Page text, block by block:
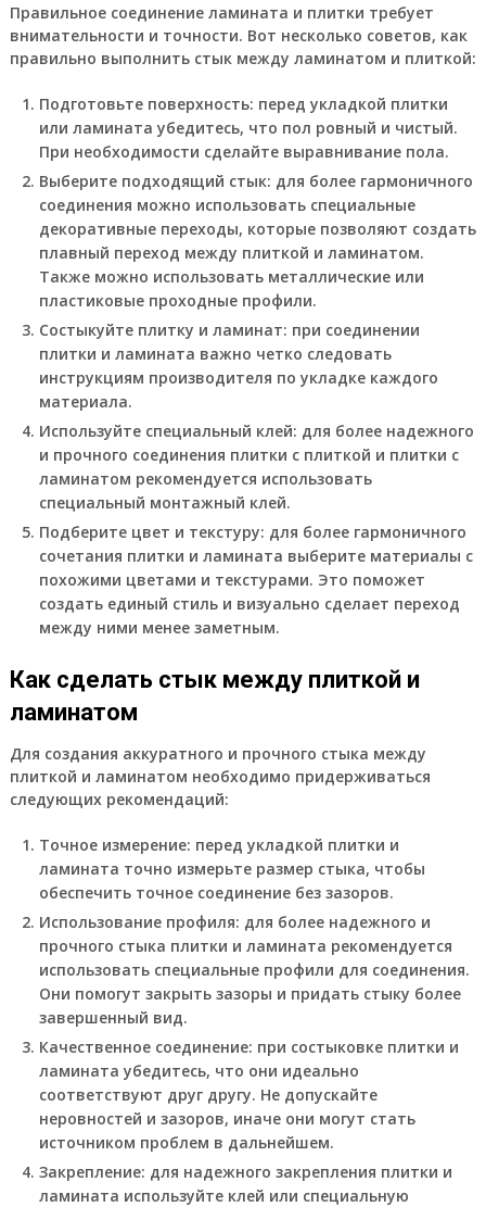
Правильное соединение ламината и плитки требует
внимательности и точности. Вот несколько советов, как
правильно выполнить стык между ламинатом и плиткой:
Подготовьте поверхность: перед укладкой плитки
или ламината убедитесь, что пол ровный и чистый.
При необходимости сделайте выравнивание пола.
Выберите подходящий стык: для более гармоничного
соединения можно использовать специальные
декоративные переходы, которые позволяют создать
плавный переход между плиткой и ламинатом.
Также можно использовать металлические или
пластиковые проходные профили.
Состыкуйте плитку и ламинат: при соединении
плитки и ламината важно четко следовать
инструкциям производителя по укладке каждого
материала.
Используйте специальный клей: для более надежного
и прочного соединения плитки с плиткой и плитки с
ламинатом рекомендуется использовать
специальный монтажный клей.
Подберите цвет и текстуру: для более гармоничного
сочетания плитки и ламината выберите материалы с
похожими цветами и текстурами. Это поможет
создать единый стиль и визуально сделает переход
между ними менее заметным.
Как сделать стык между плиткой и
ламинатом
Для создания аккуратного и прочного стыка между
плиткой и ламинатом необходимо придерживаться
следующих рекомендаций:
Точное измерение: перед укладкой плитки и
ламината точно измерьте размер стыка, чтобы
обеспечить точное соединение без зазоров.
Использование профиля: для более надежного и
прочного стыка плитки и ламината рекомендуется
использовать специальные профили для соединения.
Они помогут закрыть зазоры и придать стыку более
завершенный вид.
Качественное соединение: при состыковке плитки и
ламината убедитесь, что они идеально
соответствуют друг другу. Не допускайте
неровностей и зазоров, иначе они могут стать
источником проблем в дальнейшем.
Закрепление: для надежного закрепления плитки и
ламината используйте клей или специальную